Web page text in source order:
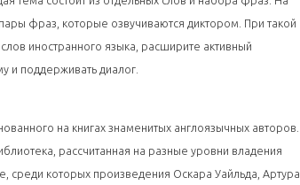
фраз, которые озвучиваются диктором. При такой
иностранного языка, расширите активный
и поддерживать диалог.
на книгах знаменитых англоязычных авторов.
рассчитанная на разные уровни владения
среди которых произведения Оскара Уайльда, Артура